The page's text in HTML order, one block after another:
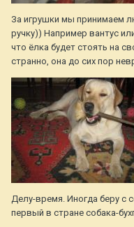
За игрушки мы принимаем
ручку)) Например вантус
что ёлка будет стоять на
странно, она до сих пор
Делу-время. Иногда беру с
первый в стране собака-